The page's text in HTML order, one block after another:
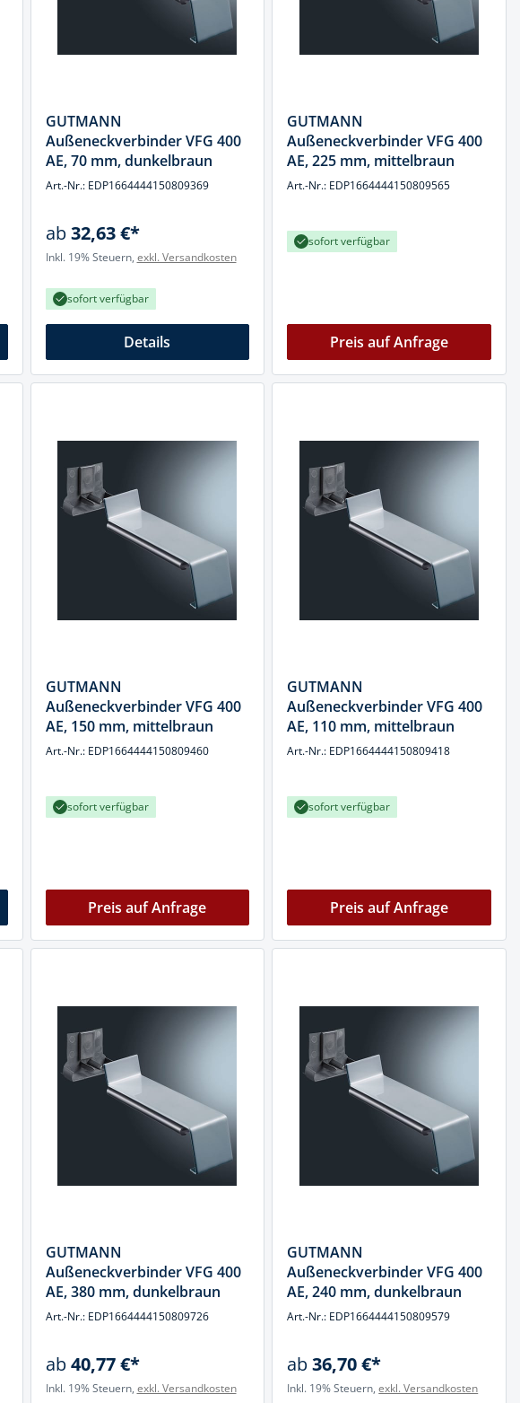
GUTMANN
Außeneckverbinder VFG 400
AE, 70 mm, dunkelbraun
Art.-Nr.: EDP1664444150809369
ab32,63 €*
Inkl. 19% Steuern, exkl. Versandkosten
sofort verfügbar
Details
GUTMANN
Außeneckverbinder VFG 400
AE, 225 mm, mittelbraun
Art.-Nr.: EDP1664444150809565
sofort verfügbar
Preis auf Anfrage
GUTMANN
Außeneckverbinder VFG 400
AE, 150 mm, mittelbraun
Art.-Nr.: EDP1664444150809460
sofort verfügbar
Preis auf Anfrage
GUTMANN
Außeneckverbinder VFG 400
AE, 110 mm, mittelbraun
Art.-Nr.: EDP1664444150809418
sofort verfügbar
Preis auf Anfrage
GUTMANN
Außeneckverbinder VFG 400
AE, 380 mm, dunkelbraun
Art.-Nr.: EDP1664444150809726
ab40,77 €*
Inkl. 19% Steuern, exkl. Versandkosten
GUTMANN
Außeneckverbinder VFG 400
AE, 240 mm, dunkelbraun
Art.-Nr.: EDP1664444150809579
ab36,70 €*
Inkl. 19% Steuern,exkl. Versandkosten